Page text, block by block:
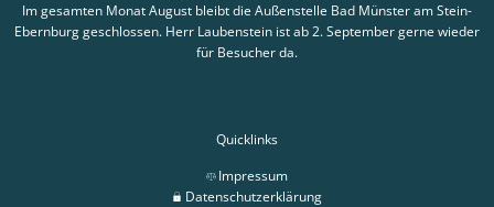
Im gesamten Monat August bleibt die Außenstelle Bad Münster am Stein-
Ebernburg geschlossen. Herr Laubenstein ist ab 2. September gerne wieder
für Besucher da.
Quicklinks
Impressum
Datenschutzerklärung